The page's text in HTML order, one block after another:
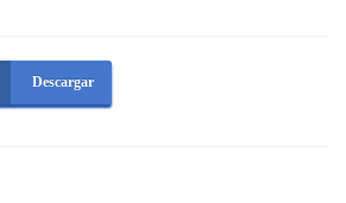
Descargar